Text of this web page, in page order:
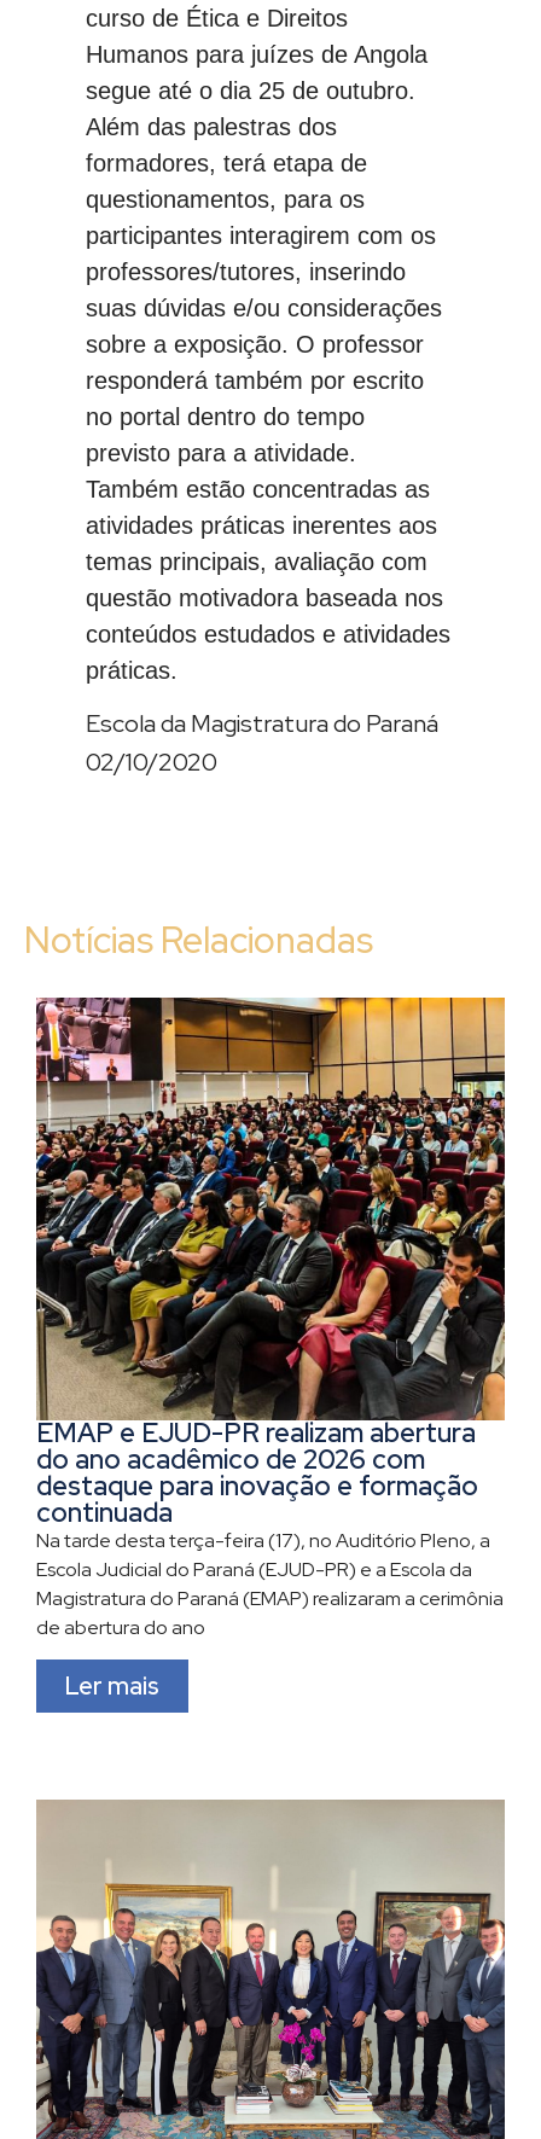
curso de Ética e Direitos
Humanos para juízes de Angola
segue até o dia 25 de outubro.
Além das palestras dos
formadores, terá etapa de
questionamentos, para os
participantes interagirem com os
professores/tutores, inserindo
suas dúvidas e/ou considerações
sobre a exposição. O professor
responderá também por escrito
no portal dentro do tempo
previsto para a atividade.
Também estão concentradas as
atividades práticas inerentes aos
temas principais, avaliação com
questão motivadora baseada nos
conteúdos estudados e atividades
práticas.
Escola da Magistratura do Paraná
02/10/2020
Notícias Relacionadas
EMAP e EJUD-PR realizam abertura
do ano acadêmico de 2026 com
destaque para inovação e formação
continuada
Na tarde desta terça-feira (17), no Auditório Pleno, a
Escola Judicial do Paraná (EJUD-PR) e a Escola da
Magistratura do Paraná (EMAP) realizaram a cerimônia
de abertura do ano
Ler mais